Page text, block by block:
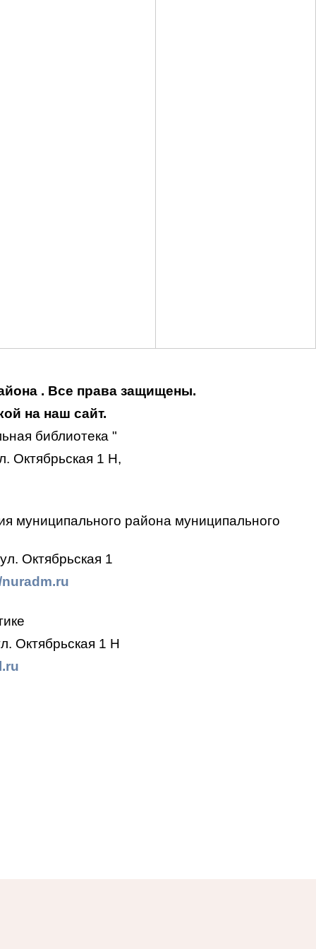
. Все права защищены.
на наш сайт.
библиотека "
Октябрьская 1 Н,
муниципального района муниципального
Октябрьская 1
nuradm.ru
Октябрьская 1 Н